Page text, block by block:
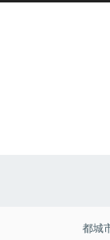
都城